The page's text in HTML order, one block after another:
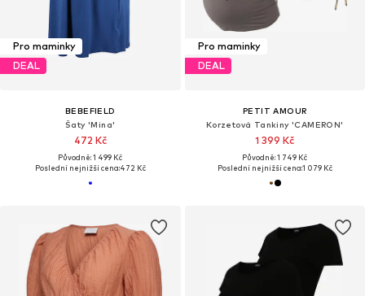
Pro maminky
DEAL
BEBEFIELD
Šaty 'Mina'
472 Kč
Původně: 1 499 Kč
Poslední nejnižší cena:472 Kč
Pro maminky
DEAL
PETIT AMOUR
Korzetová Tankiny 'CAMERON'
1 399 Kč
Původně: 1 749 Kč
Poslední nejnižší cena:1 079 Kč